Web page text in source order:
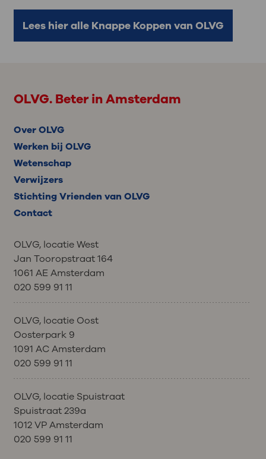
Lees hier alle Knappe Koppen van OLVG
OLVG. Beter in Amsterdam
Over OLVG
Werken bij OLVG
Wetenschap
Verwijzers
Stichting Vrienden van OLVG
Contact
OLVG, locatie West
Jan Tooropstraat 164
1061 AE Amsterdam
020 599 91 11
OLVG, locatie Oost
Oosterpark 9
1091 AC Amsterdam
020 599 91 11
OLVG, locatie Spuistraat
Spuistraat 239a
1012 VP Amsterdam
020 599 91 11